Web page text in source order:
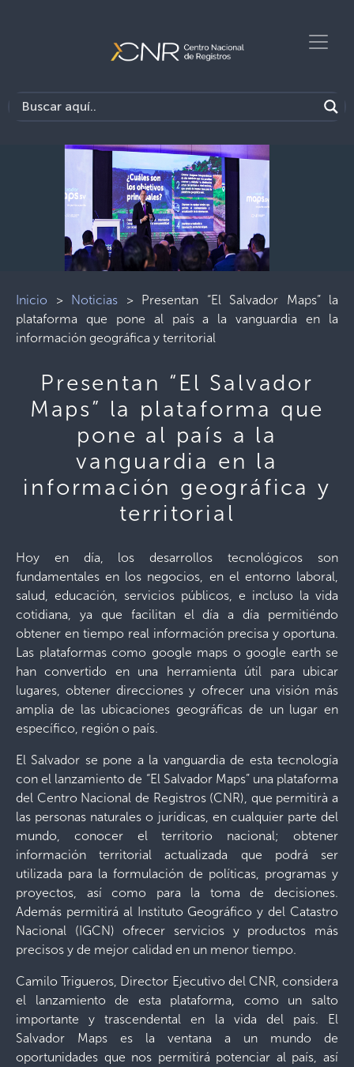
Inicio > Noticias > Presentan “El Salvador Maps” la
plataforma que pone al país a la vanguardia en la
información geográfica y territorial
Presentan “El Salvador
Maps” la plataforma que
pone al país a la
vanguardia en la
información geográfica y
territorial
Hoy en día, los desarrollos tecnológicos son
fundamentales en los negocios, en el entorno laboral,
salud, educación, servicios públicos, e incluso la vida
cotidiana, ya que facilitan el día a día permitiéndo
obtener en tiempo real información precisa y oportuna.
Las plataformas como google maps o google earth se
han convertido en una herramienta útil para ubicar
lugares, obtener direcciones y ofrecer una visión más
amplia de las ubicaciones geográficas de un lugar en
específico, región o país.
El Salvador se pone a la vanguardia de esta tecnología
con el lanzamiento de “El Salvador Maps” una plataforma
del Centro Nacional de Registros (CNR), que permitirà a
las personas naturales o jurídicas, en cualquier parte del
mundo, conocer el territorio nacional; obtener
información territorial actualizada que podrá ser
utilizada para la formulación de políticas, programas y
proyectos, así como para la toma de decisiones.
Además permitirá al Instituto Geográfico y del Catastro
Nacional (IGCN) ofrecer servicios y productos más
precisos y de mejor calidad en un menor tiempo.
Camilo Trigueros, Director Ejecutivo del CNR, considera
el lanzamiento de esta plataforma, como un salto
importante y trascendental en la vida del país. El
Salvador Maps es la ventana a un mundo de
oportunidades que nos permitirá potenciar al país, así